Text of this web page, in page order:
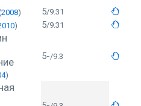
2008) 5/9.31
) 5/9.31
)
5-/9.3